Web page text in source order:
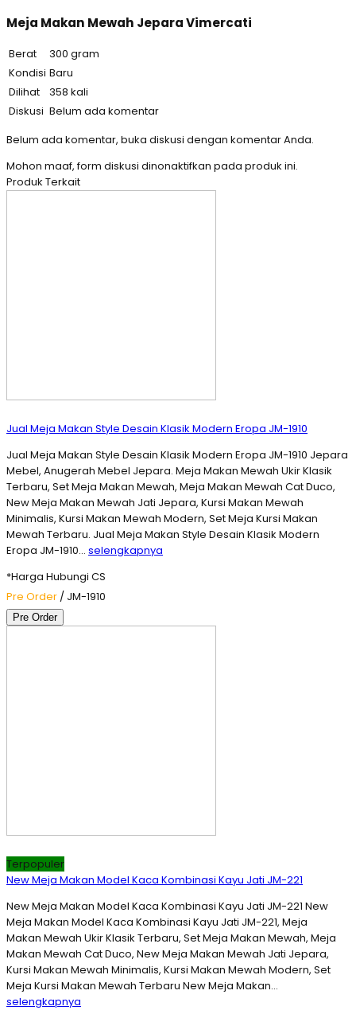
Meja Makan Mewah Jepara Vimercati
Berat
300 gram
Kondisi Baru
Dilihat
358 kali
Diskusi Belum ada komentar
Belum ada komentar, buka diskusi dengan komentar Anda.
Mohon maaf, form diskusi dinonaktifkan pada produk ini.
Produk Terkait
Jual Meja Makan Style Desain Klasik Modern Eropa JM-1910
Jual Meja Makan Style Desain Klasik Modern Eropa JM-1910 Jepara
Mebel, Anugerah Mebel Jepara. Meja Makan Mewah Ukir Klasik
Terbaru, Set Meja Makan Mewah, Meja Makan Mewah Cat Duco,
New Meja Makan Mewah Jati Jepara, Kursi Makan Mewah
Minimalis, Kursi Makan Mewah Modern, Set Meja Kursi Makan
Mewah Terbaru. Jual Meja Makan Style Desain Klasik Modern
Eropa JM-1910… selengkapnya
*Harga Hubungi CS
Pre Order / JM-1910
Pre Order
Terpopuler
New Meja Makan Model Kaca Kombinasi Kayu Jati JM-221
New Meja Makan Model Kaca Kombinasi Kayu Jati JM-221 New
Meja Makan Model Kaca Kombinasi Kayu Jati JM-221, Meja
Makan Mewah Ukir Klasik Terbaru, Set Meja Makan Mewah, Meja
Makan Mewah Cat Duco, New Meja Makan Mewah Jati Jepara,
Kursi Makan Mewah Minimalis, Kursi Makan Mewah Modern, Set
Meja Kursi Makan Mewah Terbaru New Meja Makan…
selengkapnya